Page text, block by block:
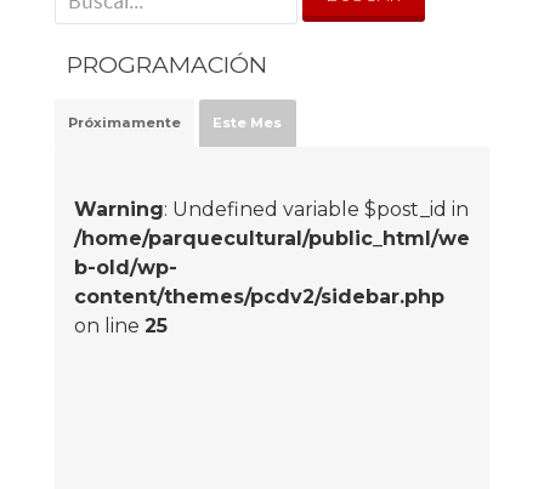
PROGRAMACIÓN
Próximamente Este Mes
Warning: Undefined variable $post_id in
/home/parquecultural/public_html/we
b-old/wp-
content/themes/pcdv2/sidebar.php
on line 25